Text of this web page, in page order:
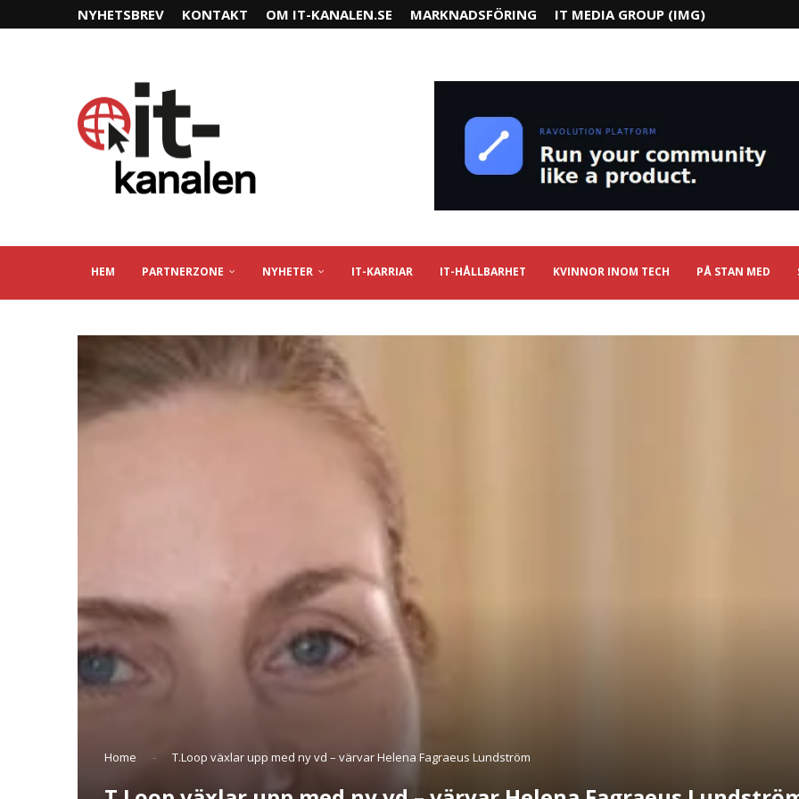
NYHETSBREV KONTAKT OM IT-KANALEN.SE MARKNADSFÖRING IT MEDIA GROUP (IMG)
HEM PARTNERZONE NYHETER IT-KARRIAR IT-HÅLLBARHET KVINNOR INOM TECH PÅ STAN MED
Home - T.Loop växlar upp med ny vd – värvar Helena Fagraeus Lundström